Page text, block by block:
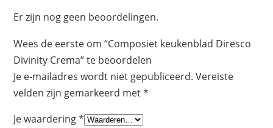
Er zijn nog geen beoordelingen.
Wees de eerste om “Composiet keukenblad Diresco
Divinity Crema” te beoordelen
Je e-mailadres wordt niet gepubliceerd. Vereiste
velden zijn gemarkeerd met*
Je waardering*